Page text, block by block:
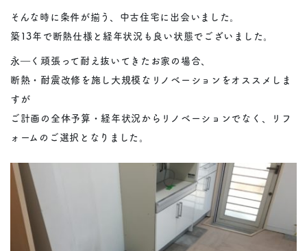
そんな時に条件が揃う、中古住宅に出会いました。
築13年で断熱仕様と経年状況も良い状態でございました。
永―く頑張って耐え抜いてきたお家の場合、
断熱・耐震改修を施し大規模なリノベーションをオススメしま
すが
ご計画の全体予算・経年状況からリノベーションでなく、リフ
ォームのご選択となりました。